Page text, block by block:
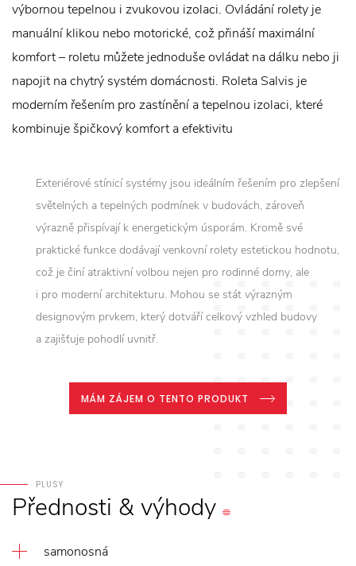
výbornou tepelnou i zvukovou izolaci. Ovládání rolety je
manuální klikou nebo motorické, což přináší maximální
komfort – roletu můžete jednoduše ovládat na dálku nebo ji
napojit na chytrý systém domácnosti. Roleta Salvis je
moderním řešením pro zastínění a tepelnou izolaci, které
kombinuje špičkový komfort a efektivitu
Exteriérové stínicí systémy jsou ideálním řešením pro zlepšení
světelných a tepelných podmínek v budovách, zároveň
výrazně přispívají k energetickým úsporám. Kromě své
praktické funkce dodávají venkovní rolety estetickou hodnotu,
což je činí atraktivní volbou nejen pro rodinné domy, ale
i pro moderní architekturu. Mohou se stát výrazným
designovým prvkem, který dotváří celkový vzhled budovy
a zajišťuje pohodlí uvnitř.
MÁM ZÁJEM O TENTO PRODUKT
PLUSY
Přednosti &výhody
samonosná